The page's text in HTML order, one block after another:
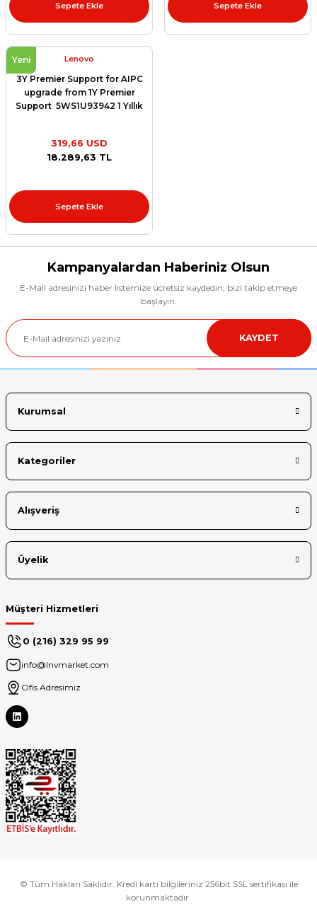
Sepete Ekle Sepete Ekle
Yeni Lenovo
3Y Premier Support for AIPC
upgrade from 1Y Premier
Support 5WS1U93942 1 Yıllık
Paketi
319,66 USD
18.289,63 TL
Sepete Ekle
Kampanyalardan Haberiniz Olsun
E-Mail adresinizi haber listemize ücretsiz kaydedin, bizi takip etmeye
başlayın.
KAYDET
Kurumsal
Kategoriler
Alışveriş
Üyelik
Müşteri Hizmetleri
0 (216) 329 95 99
info@lnvmarket.com
Ofis Adresimiz
© Tüm Hakları Saklıdır. Kredi kartı bilgileriniz 256bit SSL sertifikası ile
korunmaktadır.